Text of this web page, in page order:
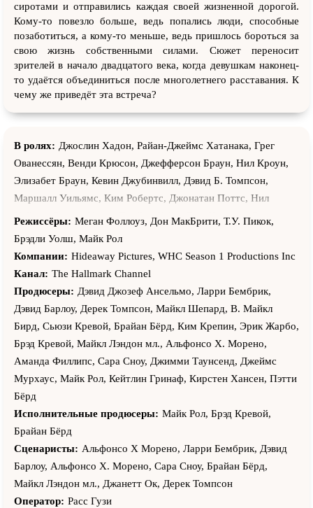
сиротами и отправились каждая своей жизненной дорогой.
Кому-то повезло больше, ведь попались люди, способные
позаботиться, а кому-то меньше, ведь пришлось бороться за
свою жизнь собственными силами. Сюжет переносит
зрителей в начало двадцатого века, когда девушкам наконец-
то удаётся объединиться после многолетнего расставания. К
чему же приведёт эта встреча?
В ролях: Джослин Хадон, Райан-Джеймс Хатанака, Грег
Ованессян, Венди Крюсон, Джефферсон Браун, Нил Кроун,
Элизабет Браун, Кевин Джубинвилл, Дэвид Б. Томпсон,
Маршалл Уильямс, Ким Робертс, Джонатан Поттс, Нил
Уайтли, Брэдли Уолш, Джеймс Кейд, Дрю Нельсон, Блэр
Уильямс, Морган Дэвид Джонс, Шон Белл, Кертис
Караваджо, Дерек Томпсон, Кэрри Шиффлер, Дэвид Гингрич,
Николас Карелла, Майкл Винсент Дагостино, Брайан Бёрд,
Паскаль Хаттон, Лори Лафлин, Каван Смит, Роб Стюарт,
Майк Рол, Майкл Коупмен, Морган Кохэн, Ава Уайсс, Лиам
Макдональд, Хеннеки Талбот, Элизабет Сондерс, Кейт
Мойер, Райли О’Доннелл, Саймон Уэбстер, Исаак Бэйли,
Келли Мартин, Калинка Петри, Кевин МакГарри, Шон
Аффлек, Джош Рич, Том Бишоп ст., Лакстон Хэндспайкер,
Картер Райан Эванчич, Келси Руль, Джереми Уолмсли, Рон
Педерсон, Ханна Эмили Андерсон, Джим Каларко, Джейми
Спильчук, Лори Мердок, Джош Бейнбридж, Катрин
МакГрегор, Морган Бедард, Джованна Мур, Грант Келлетт,
Адам Уинлов-Смит, Дэвид Р. Картер, Кайана Тереза, Нола
Мартин, Эш Кэтервуд, Дэвид Джеймс Купер, Дэниел Лиссинг,
Аннастасиа Бостон
Режиссёры: Меган Фоллоуз, Дон МакБрити, Т.У. Пикок,
Брэдли Уолш, Майк Рол
Компании: Hideaway Pictures, WHC Season 1 Productions Inc
Канал: The Hallmark Channel
Продюсеры: Дэвид Джозеф Ансельмо, Ларри Бембрик,
Дэвид Барлоу, Дерек Томпсон, Майкл Шепард, В. Майкл
Бирд, Сьюзи Кревой, Брайан Бёрд, Ким Крепин, Эрик Жарбо,
Брэд Кревой, Майкл Лэндон мл., Альфонсо Х. Морено,
Аманда Филлипс, Сара Сноу, Джимми Таунсенд, Джеймс
Мурхаус, Майк Рол, Кейтлин Гринаф, Кирстен Хансен, Пэтти
Бёрд
Исполнительные продюсеры: Майк Рол, Брэд Кревой,
Брайан Бёрд
Сценаристы: Альфонсо Х Морено, Ларри Бембрик, Дэвид
Барлоу, Альфонсо Х. Морено, Сара Сноу, Брайан Бёрд,
Майкл Лэндон мл., Джанетт Ок, Дерек Томпсон
Оператор: Расс Гузи